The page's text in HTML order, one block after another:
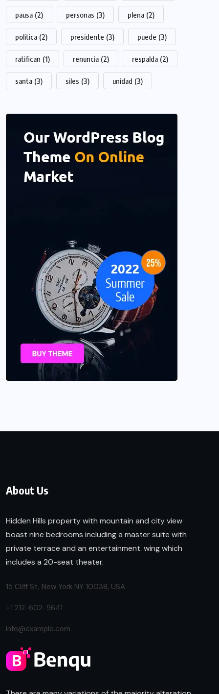
pausa (2) personas (3) plena (2)
politica (2) presidente (3) puede (3)
ratifican (1) renuncia (2) respalda (2)
santa (3) siles (3) unidad (3)
About Us
Hidden Hills property with mountain and city view
boast nine bedrooms including a master suite with
private terrace and an entertainment. wing which
includes a 20-seat theater.
15 Cliff St, New York NY 10038, USA
+1 212-602-9641
info@example.com